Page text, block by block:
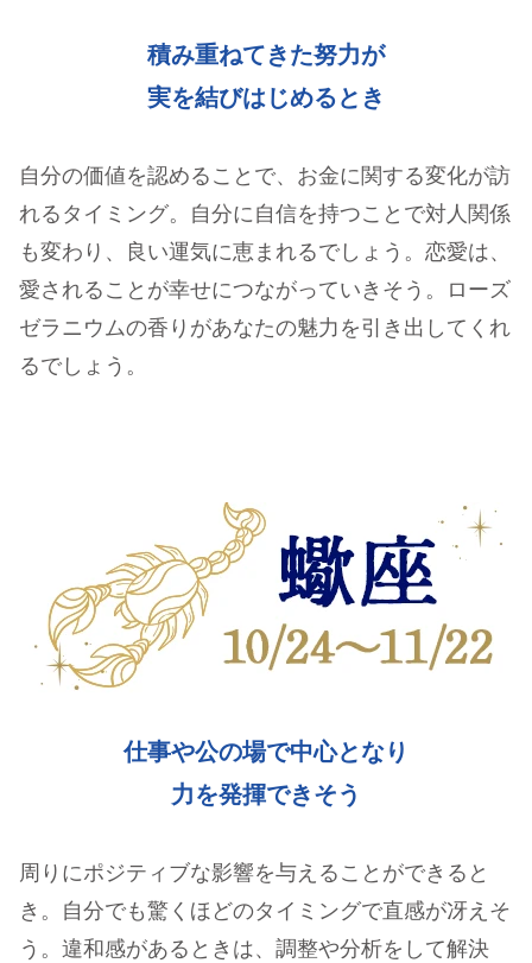
積み重ねてきた努力が
実を結びはじめるとき
自分の価値を認めることで、お金に関する変化が訪
れるタイミング。自分に自信を持つことで対人関係
も変わり、良い運気に恵まれるでしょう。恋愛は、
愛されることが幸せにつながっていきそう。ローズ
ゼラニウムの香りがあなたの魅力を引き出してくれ
るでしょう。
仕事や公の場で中心となり
力を発揮できそう
周りにポジティブな影響を与えることができると
き。自分でも驚くほどのタイミングで直感が冴えそ
う。違和感があるときは、調整や分析をして解決